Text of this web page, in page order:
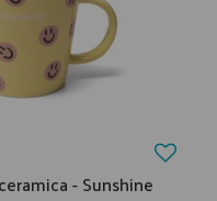
- Sunshine